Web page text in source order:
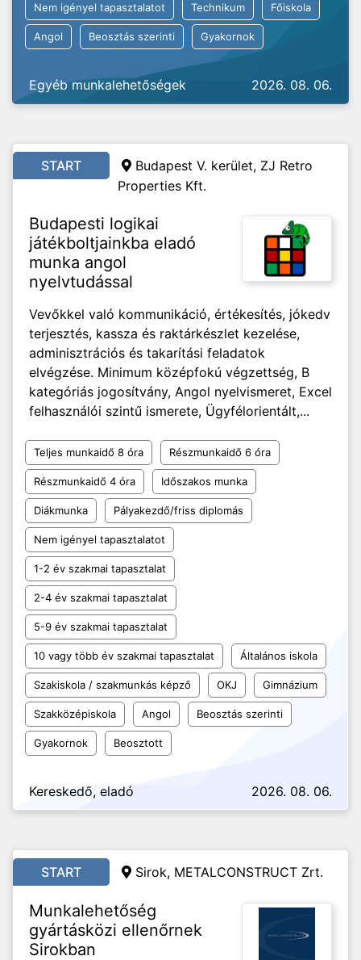
Nem igényel tapasztalatot Technikum Főiskola
Angol Beosztás szerinti Gyakornok
Egyéb munkalehetőségek 2026. 08. 06.
START
Budapest V. kerület, ZJ Retro
Properties Kft.
Budapesti logikai
játékboltjainkba eladó
munka angol
nyelvtudással
Vevőkkel való kommunikáció, értékesítés, jókedv
terjesztés, kassza és raktárkészlet kezelése,
adminisztrációs és takarítási feladatok
elvégzése. Minimum középfokú végzettség, B
kategóriás jogosítvány, Angol nyelvismeret, Excel
felhasználói szintű ismerete, Ügyfélorientált,...
Teljes munkaidő 8 óra Részmunkaidő 6 óra
Részmunkaidő 4 óra Időszakos munka
Diákmunka Pályakezdő/friss diplomás
Nem igényel tapasztalatot
1-2 év szakmai tapasztalat
2-4 év szakmai tapasztalat
5-9 év szakmai tapasztalat
10 vagy több év szakmai tapasztalat Általános iskola
Szakiskola / szakmunkás képző OKJ Gimnázium
Szakközépiskola Angol Beosztás szerinti
Gyakornok Beosztott
Kereskedő, eladó 2026. 08. 06.
START Sirok, METALCONSTRUCT Zrt.
Munkalehetőség
gyártásközi ellenőrnek
Sirokban